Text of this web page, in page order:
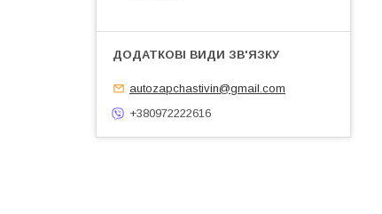
autozapchastivin@gmail.com
+380972222616